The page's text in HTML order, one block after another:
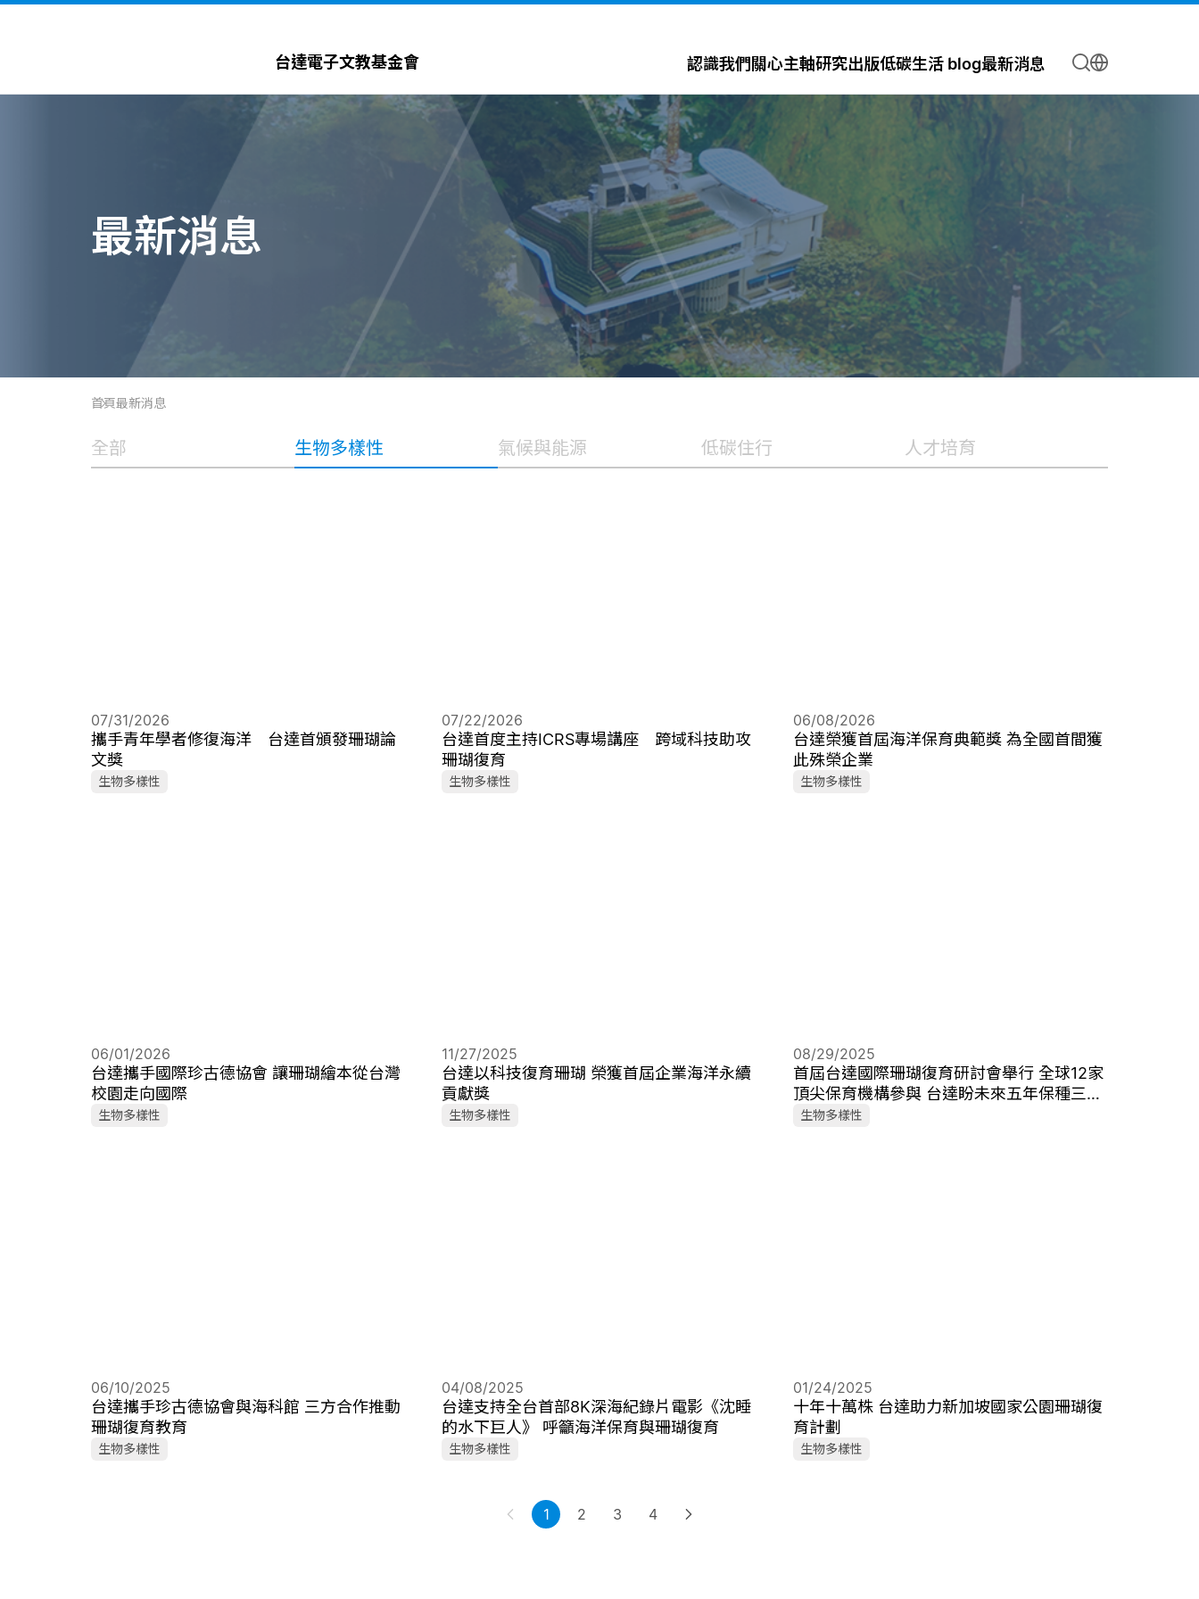
台達電子文教基金會 認識我們關心主軸研究出版低碳生活 blog最新消息
最新消息
首頁最新消息
全部 生物多樣性 氣候與能源 低碳住行 人才培育
攜手青年學者修復海洋 台達首頒發珊瑚論
文獎
07/31/2026
生物多樣性
台達首度主持ICRS專場講座 跨域科技助攻
珊瑚復育
07/22/2026
生物多樣性
台達榮獲首屆海洋保育典範獎 為全國首間獲
此殊榮企業
06/08/2026
生物多樣性
台達攜手國際珍古德協會 讓珊瑚繪本從台灣
校園走向國際
06/01/2026
生物多樣性
台達以科技復育珊瑚 榮獲首屆企業海洋永續
貢獻獎
11/27/2025
生物多樣性
首屆台達國際珊瑚復育研討會舉行 全球12家
頂尖保育機構參與 台達盼未來五年保種三百
種珊瑚
08/29/2025
生物多樣性
台達攜手珍古德協會與海科館 三方合作推動
珊瑚復育教育
06/10/2025
生物多樣性
台達支持全台首部8K深海紀錄片電影《沈睡
的水下巨人》 呼籲海洋保育與珊瑚復育
04/08/2025
生物多樣性
十年十萬株 台達助力新加坡國家公園珊瑚復
育計劃
01/24/2025
生物多樣性
1 2 3 4